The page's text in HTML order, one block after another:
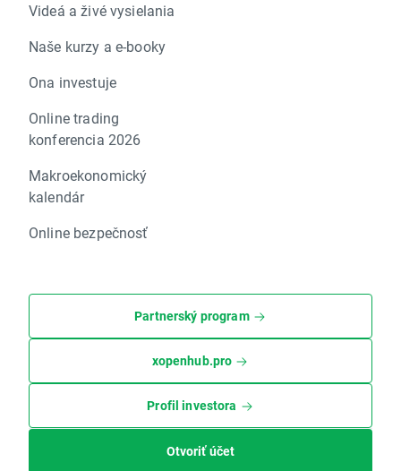
Videá a živé vysielania
Naše kurzy a e-booky
Ona investuje
Online trading
konferencia 2026
Makroekonomický
kalendár
Online bezpečnosť
Partnerský program
xopenhub.pro
Profil investora
Otvoriť účet